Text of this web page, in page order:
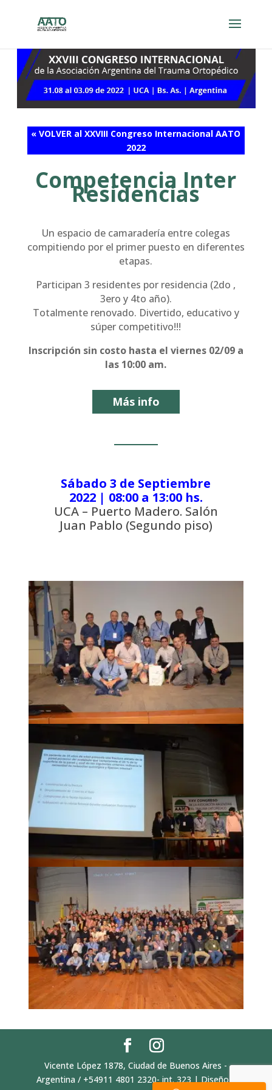
« VOLVER al XXVIII Congreso Internacional AATO
2022
Competencia Inter
Residencias
Un espacio de camaradería entre colegas
compitiendo por el primer puesto en diferentes
etapas.
Participan 3 residentes por residencia (2do ,
3ero y 4to año).
Totalmente renovado. Divertido, educativo y
súper competitivo!!!
Inscripción sin costo hasta el viernes 02/09 a
las 10:00 am.
Más info
Sábado 3 de Septiembre
2022 | 08:00 a 13:00 hs.
UCA – Puerto Madero. Salón
Juan Pablo (Segundo piso)
Vicente López 1878, Ciudad de Buenos Aires -
Argentina / +54911 4801 2320- int. 323 | Diseño y